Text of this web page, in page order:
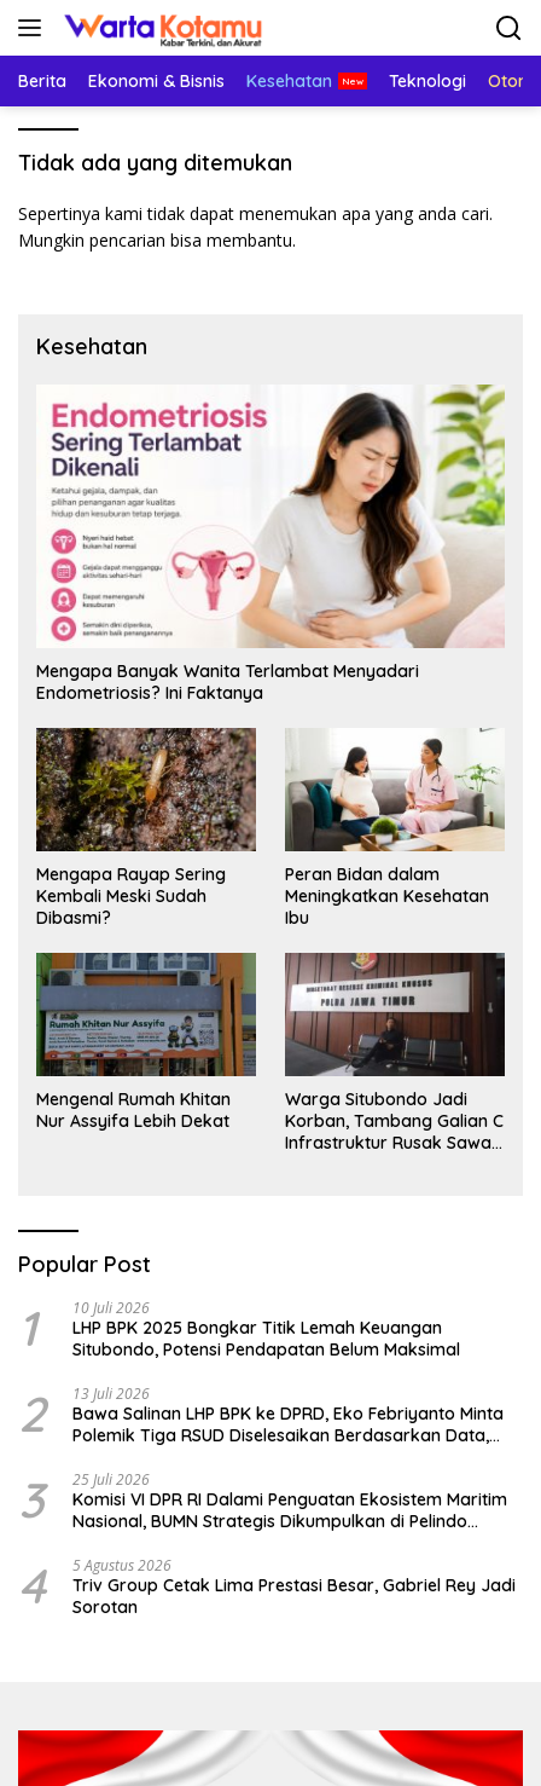
Langsung
Berita Ekonomi & Bisnis Kesehatan Teknologi
Tidak ada yang ditemukan
Sepertinya kami tidak dapat menemukan apa yang anda cari.
Mungkin pencarian bisa membantu.
Kesehatan
Mengapa Banyak Wanita Terlambat Menyadari
Endometriosis? Ini Faktanya
Mengapa Rayap Sering
Kembali Meski Sudah
Dibasmi?
Peran Bidan dalam
Meningkatkan Kesehatan
Ibu
Mengenal Rumah Khitan
Nur Assyifa Lebih Dekat
Warga Situbondo Jadi
Korban, Tambang Galian C
Infrastruktur Rusak Sawah
Popular Post
1 10 Juli 2026
LHP BPK 2025 Bongkar Titik Lemah Keuangan
Situbondo, Potensi Pendapatan Belum Maksimal
2 13 Juli 2026
Bawa Salinan LHP BPK ke DPRD, Eko Febriyanto Minta
Polemik Tiga RSUD Diselesaikan Berdasarkan Data,
3 25 Juli 2026
Komisi VI DPR RI Dalami Penguatan Ekosistem Maritim
Nasional, BUMN Strategis Dikumpulkan di Pelindo
4 5 Agustus 2026
Triv Group Cetak Lima Prestasi Besar, Gabriel Rey Jadi
Sorotan